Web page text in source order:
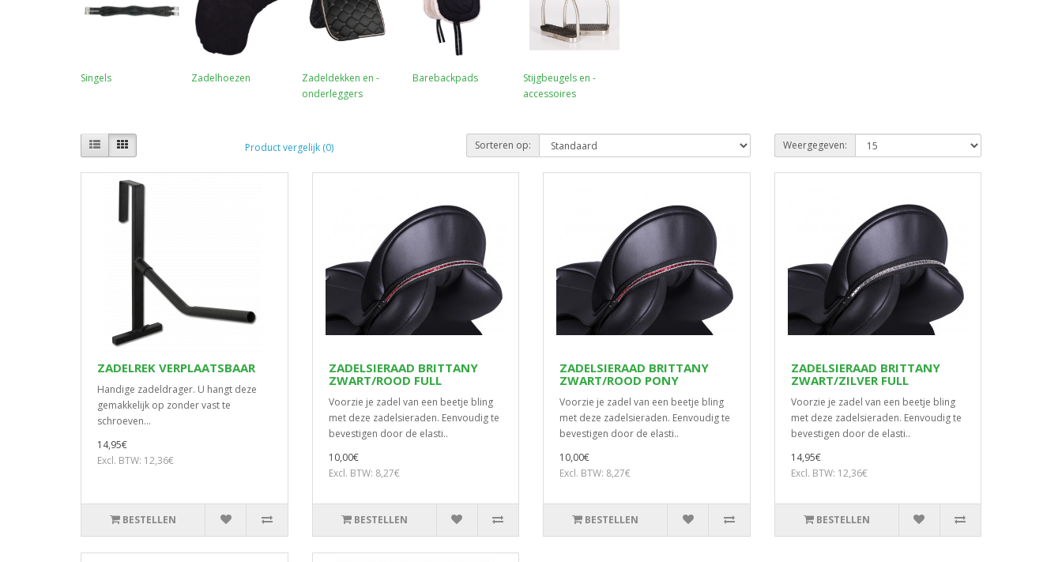
Singels Zadelhoezen
Zadeldekken en -
onderleggers
Barebackpads
Stijgbeugels en -
accessoires
Product vergelijk (0) Sorteren op: Weergegeven:
ZADELREK VERPLAATSBAAR
Handige zadeldrager. U hangt deze
gemakkelijk op zonder vast te
schroeven...
14,95€
Excl. BTW: 12,36€
BESTELLEN
ZADELSIERAAD BRITTANY
ZWART/ROOD FULL
Voorzie je zadel van een beetje bling
met deze zadelsieraden. Eenvoudig te
bevestigen door de elasti..
10,00€
Excl. BTW: 8,27€
BESTELLEN
ZADELSIERAAD BRITTANY
ZWART/ROOD PONY
Voorzie je zadel van een beetje bling
met deze zadelsieraden. Eenvoudig te
bevestigen door de elasti..
10,00€
Excl. BTW: 8,27€
BESTELLEN
ZADELSIERAAD BRITTANY
ZWART/ZILVER FULL
Voorzie je zadel van een beetje bling
met deze zadelsieraden. Eenvoudig te
bevestigen door de elasti..
14,95€
Excl. BTW: 12,36€
BESTELLEN